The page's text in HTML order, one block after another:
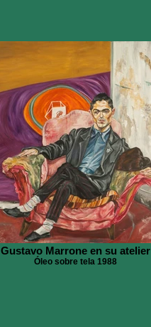
Gustavo Marrone en su atelier
Óleo sobre tela 1988